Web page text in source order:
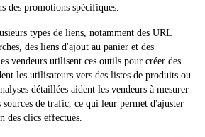
des promotions spécifiques.
types de liens, notamment des URL
des liens d'ajout au panier et des
vendeurs utilisent ces outils pour créer des
les utilisateurs vers des listes de produits ou
détaillées aident les vendeurs à mesurer
de trafic, ce qui leur permet d'ajuster
des clics effectués.